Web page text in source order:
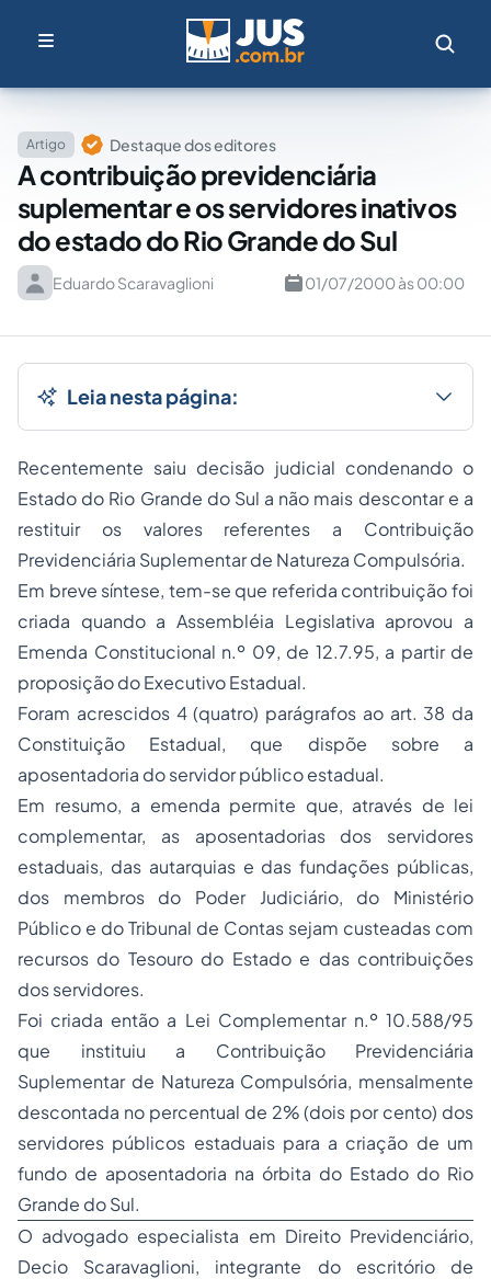
Artigo Destaque dos editores
A contribuição previdenciária
suplementar e os servidores inativos
do estado do Rio Grande do Sul
Eduardo Scaravaglioni 01/07/2000 às 00:00
Leia nesta página:
Recentemente saiu decisão judicial condenando o
Estado do Rio Grande do Sul a não mais descontar e a
restituir os valores referentes a Contribuição
Previdenciária Suplementar de Natureza Compulsória.
Em breve síntese, tem-se que referida contribuição foi
criada quando a Assembléia Legislativa aprovou a
Emenda Constitucional n.º 09, de 12.7.95, a partir de
proposição do Executivo Estadual.
Foram acrescidos 4 (quatro) parágrafos ao art. 38 da
Constituição Estadual, que dispõe sobre a
aposentadoria doservidor públicoestadual.
Em resumo, a emenda permite que, através de lei
complementar, as aposentadorias dos servidores
estaduais, das autarquias e das fundações públicas,
dos membros do Poder Judiciário, do Ministério
Público e doTribunal de Contas sejam custeadas com
recursos do Tesouro do Estado e das contribuições
dos servidores.
Foi criada então a Lei Complementar n.º 10.588/95
que instituiu a Contribuição Previdenciária
Suplementar de Natureza Compulsória, mensalmente
descontada no percentual de 2% (dois por cento) dos
servidores públicos estaduais para a criação de um
fundo de aposentadoria na órbita do Estado do Rio
Grande do Sul.
O advogado especialista em Direito Previdenciário,
Decio Scaravaglioni, integrante do escritório de